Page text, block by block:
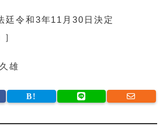
廷令和3年11月30日決定
雄